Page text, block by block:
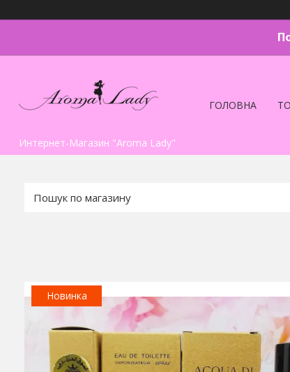
Интернет-Магазин "Aroma Lady"
ГОЛОВНА
Новинка